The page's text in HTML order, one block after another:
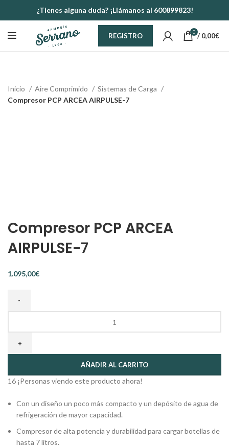
¿Tienes alguna duda? ¡Llámanos al 600899823!
REGISTRO 0 / 0,00€
Inicio Aire Comprimido
Sistemas de Carga
Compresor PCP ARCEA AIRPULSE-7
Compresor PCP ARCEA
AIRPULSE-7
€
AÑADIR AL CARRITO
16 ¡Personas viendo este producto ahora!
Con un diseño un poco más compacto y un depósito de agua de
refrigeración de mayor capacidad.
Compresor de alta potencia y durabilidad para cargar botellas de
hasta 7 litros.